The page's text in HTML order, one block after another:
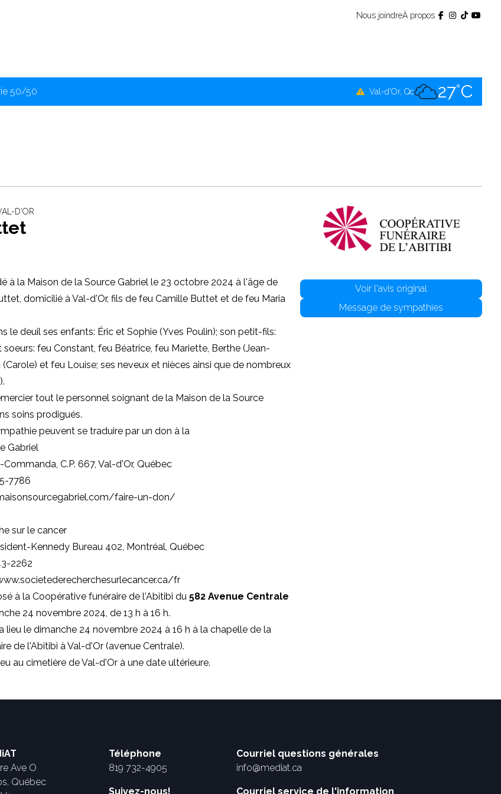
Nous joindreÀ propos
50/50 Val-d'Or, Qc 27°C
D'OR
à la Maison de la Source Gabriel le 23 octobre 2024 à l'âge de
domicilié à Val-d'Or, fils de feu Camille Buttet et de feu Maria
le deuil ses enfants: Éric et Sophie (Yves Poulin); son petit-fils:
soeurs: feu Constant, feu Béatrice, feu Mariette, Berthe (Jean-
(Carole) et feu Louise; ses neveux et nièces ainsi que de nombreux
tout le personnel soignant de la Maison de la Source
soins prodigués.
peuvent se traduire par un don à la
Gabriel
Commanda, C.P. 667, Val-d'Or, Québec
7786
faire-un-don/
sur le cancer
Kennedy Bureau 402, Montréal, Québec
2262
fr
à la Coopérative funéraire de l'Abitibi du 582 Avenue Centrale
24 novembre 2024, de 13 h à 16 h.
lieu le dimanche 24 novembre 2024 à 16 h à la chapelle de la
de l'Abitibi à Val-d'Or (avenue Centrale).
au cimetière de Val-d'Or à une date ultérieure.
Voir l'avis original
Message de sympathies
Ave O
Québec
Téléphone
819 732-4905
Suivez-nous!
Courriel questions générales
info@mediat.ca
Courriel service de l'information